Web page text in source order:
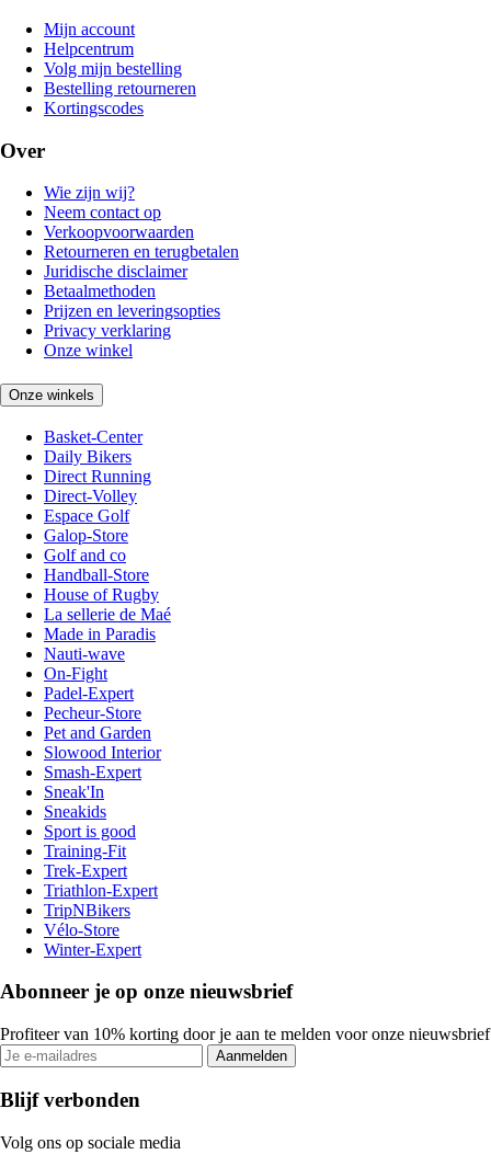
Mijn account
Helpcentrum
Volg mijn bestelling
Bestelling retourneren
Kortingscodes
Over
Wie zijn wij?
Neem contact op
Verkoopvoorwaarden
Retourneren en terugbetalen
Juridische disclaimer
Betaalmethoden
Prijzen en leveringsopties
Privacy verklaring
Onze winkel
Onze winkels
Basket-Center
Daily Bikers
Direct Running
Direct-Volley
Espace Golf
Galop-Store
Golf and co
Handball-Store
House of Rugby
La sellerie de Maé
Made in Paradis
Nauti-wave
On-Fight
Padel-Expert
Pecheur-Store
Pet and Garden
Slowood Interior
Smash-Expert
Sneak'In
Sneakids
Sport is good
Training-Fit
Trek-Expert
Triathlon-Expert
TripNBikers
Vélo-Store
Winter-Expert
Abonneer je op onze nieuwsbrief
Profiteer van 10% korting door je aan te melden voor onze nieuwsbrief
Aanmelden
Blijf verbonden
Volg ons op sociale media